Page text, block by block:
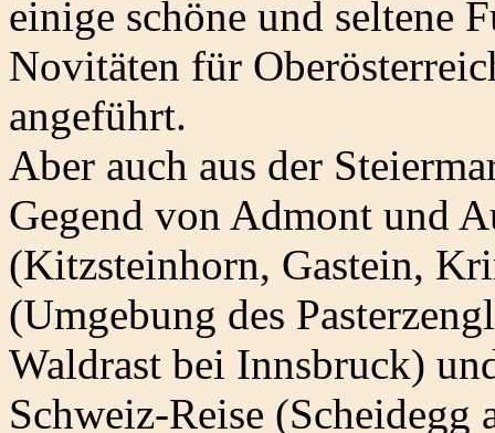
einige schöne und seltene
Novitäten für
angeführt.
Aber auch aus der
Gegend von Admont und
(Kitzsteinhorn, Gastein,
(Umgebung des
Waldrast bei Innsbruck)
Schweiz-Reise